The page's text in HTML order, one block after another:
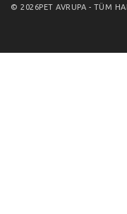
© 2026PET AVRUPA - TÜM